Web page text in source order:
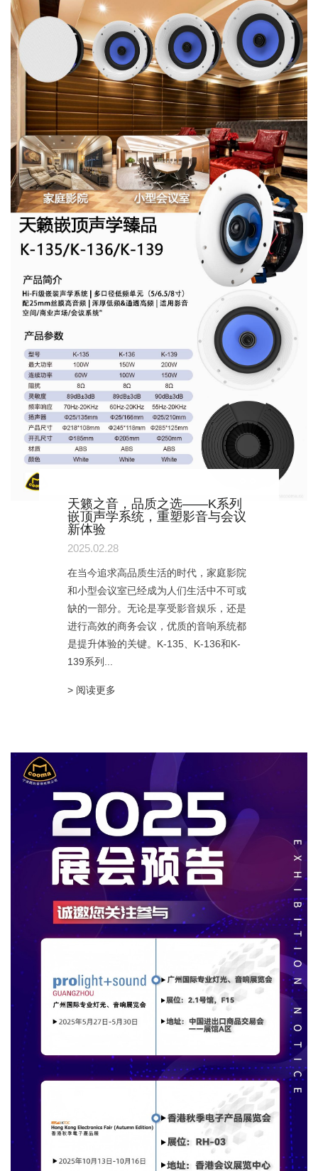
天籁之音，品质之选——K系列
嵌顶声学系统，重塑影音与会议
新体验
2025.02.28
在当今追求高品质生活的时代，家庭影院
和小型会议室已经成为人们生活中不可或
缺的一部分。无论是享受影音娱乐，还是
进行高效的商务会议，优质的音响系统都
是提升体验的关键。K-135、K-136和K-
139系列...
> 阅读更多